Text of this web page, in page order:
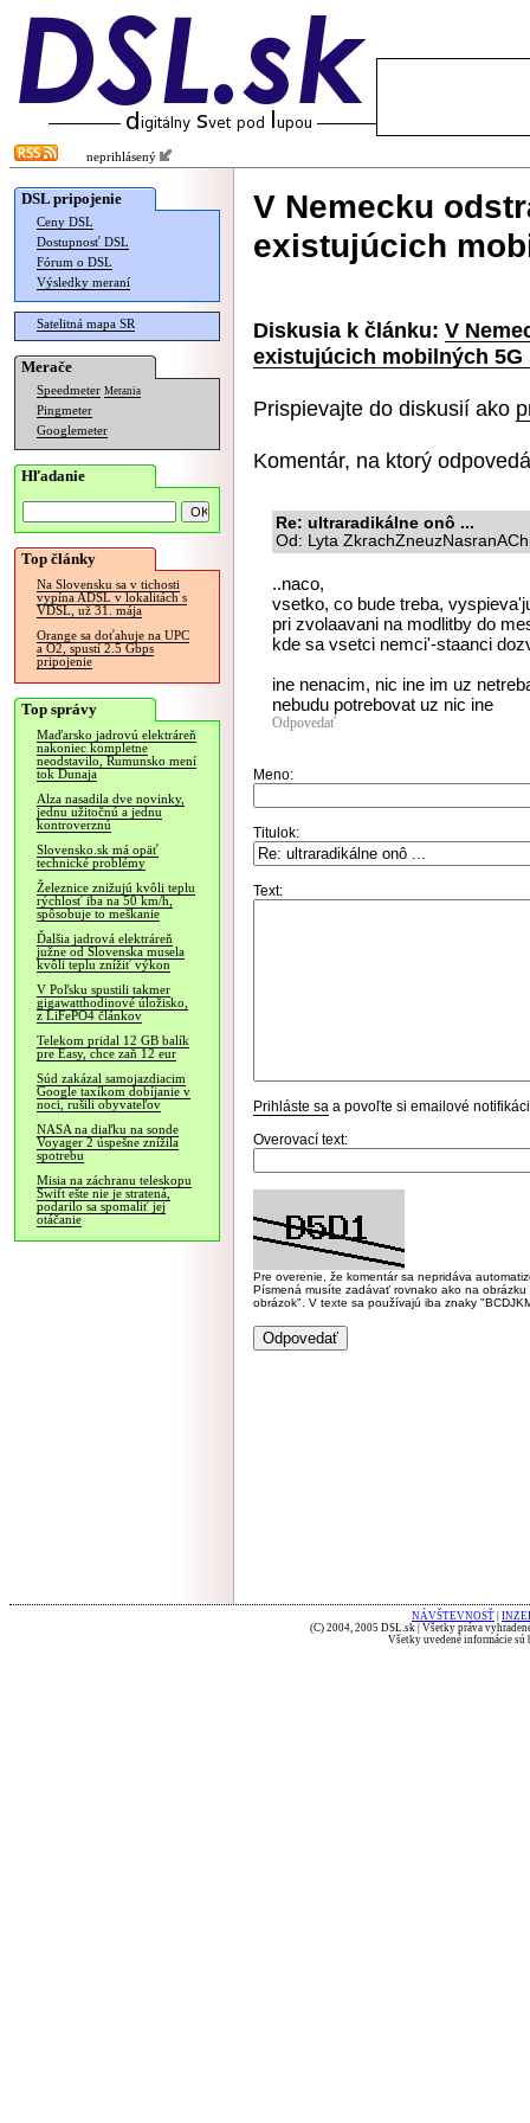
neprihlásený
DSL pripojenie
Ceny DSL
Dostupnosť DSL
Fórum o DSL
Výsledky meraní
Satelitná mapa SR
Merače
Speedmeter Merania
Pingmeter
Googlemeter
Hľadanie
Top články
Na Slovensku sa v tichosti
vypína ADSL v lokalitách s
VDSL, už 31. mája
Orange sa doťahuje na UPC
a O2, spustí 2.5 Gbps
pripojenie
Top správy
Maďarsko jadrovú elektráreň
nakoniec kompletne
neodstavilo, Rumunsko mení
tok Dunaja
Alza nasadila dve novinky,
jednu užitočnú a jednu
kontroverznú
Slovensko.sk má opäť
technické problémy
Železnice znižujú kvôli teplu
rýchlosť iba na 50 km/h,
spôsobuje to meškanie
Ďalšia jadrová elektráreň
južne od Slovenska musela
kvôli teplu znížiť výkon
V Poľsku spustili takmer
gigawatthodinové úložisko,
z LiFePO4 článkov
Telekom pridal 12 GB balík
pre Easy, chce zaň 12 eur
Súd zakázal samojazdiacim
Google taxíkom dobíjanie v
noci, rušili obyvateľov
NASA na diaľku na sonde
Voyager 2 úspešne znížila
spotrebu
Misia na záchranu teleskopu
Swift ešte nie je stratená,
podarilo sa spomaliť jej
otáčanie
V Nemecku
existujúcich
Diskusia k článku: V
existujúcich mobilných 5G
Prispievajte do diskusií ako
Komentár, na ktorý
Re: ultraradikálne onô ...
Od: Lyta
..naco,
vsetko, co bude treba,
pri zvolaavani na modlitby do
kde sa vsetci nemci'-staanci
ine nenacim, nic ine im uz
nebudu potrebovat uz nic ine
Odpovedať
Meno:
Titulok:
Text:
Prihláste sa a povoľte si emailové
Overovací text:
Pre overenie, že komentár sa nepridáva
Písmená musíte zadávať rovnako ako na
obrázok". V texte sa používajú iba znaky
NÁVŠTEVNOSŤ
(C) 2004, 2005 DSL.sk | Všetky práva
Všetky uvedené informácie sú